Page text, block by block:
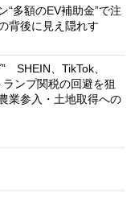
“多額のEV補助金”で注
背後に見え隠れす
SHEIN、TikTok、
ンプ関税の回避を狙
業参入・土地取得への